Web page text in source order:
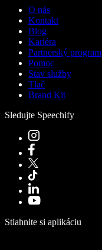
O nás
Kontakt
Blog
Kariéra
Partnerský program
Pomoc
Stav služby
Tlač
Brand Kit
Sledujte Speechify
Stiahnite si aplikáciu